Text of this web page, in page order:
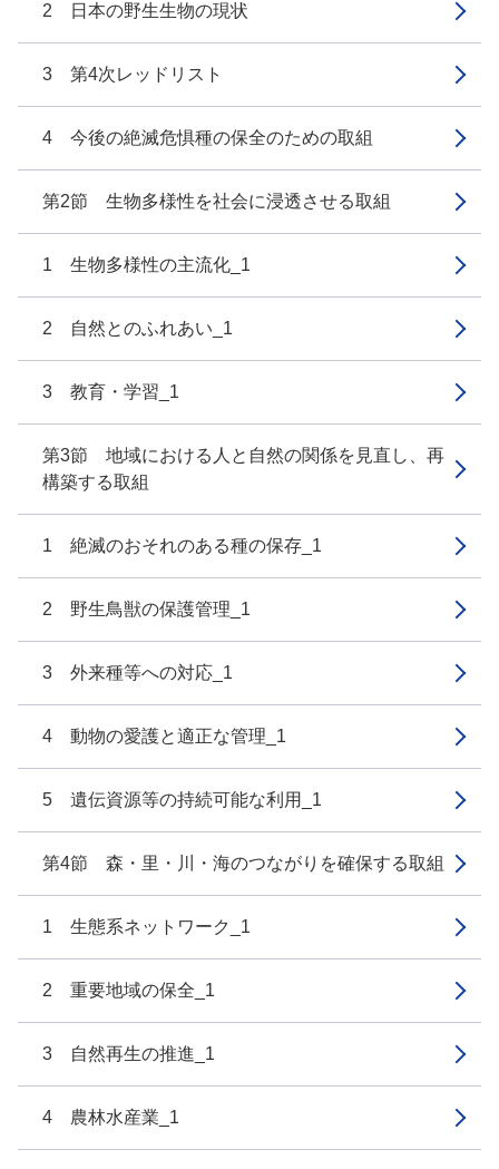
2 日本の野生生物の現状
3 第4次レッドリスト
4 今後の絶滅危惧種の保全のための取組
第2節 生物多様性を社会に浸透させる取組
1 生物多様性の主流化_1
2 自然とのふれあい_1
3 教育・学習_1
第3節 地域における人と自然の関係を見直し、再
構築する取組
1 絶滅のおそれのある種の保存_1
2 野生鳥獣の保護管理_1
3 外来種等への対応_1
4 動物の愛護と適正な管理_1
5 遺伝資源等の持続可能な利用_1
第4節 森・里・川・海のつながりを確保する取組
1 生態系ネットワーク_1
2 重要地域の保全_1
3 自然再生の推進_1
4 農林水産業_1